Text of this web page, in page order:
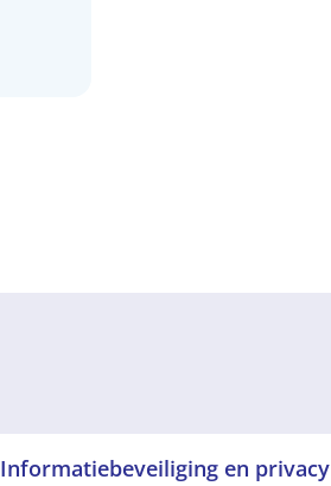
Informatiebeveiliging en privacy